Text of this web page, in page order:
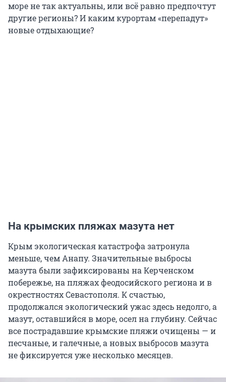
море не так актуальны, или всё равно предпочтут
другие регионы? И каким курортам «перепадут»
новые отдыхающие?
На крымских пляжах мазута нет
Крым экологическая катастрофа затронула
меньше, чем Анапу. Значительные выбросы
мазута были зафиксированы на Керченском
побережье, на пляжах феодосийского региона и в
окрестностях Севастополя. К счастью,
продолжался экологический ужас здесь недолго, а
мазут, оставшийся в море, осел на глубину. Сейчас
все пострадавшие крымские пляжи очищены — и
песчаные, и галечные, а новых выбросов мазута
не фиксируется уже несколько месяцев.